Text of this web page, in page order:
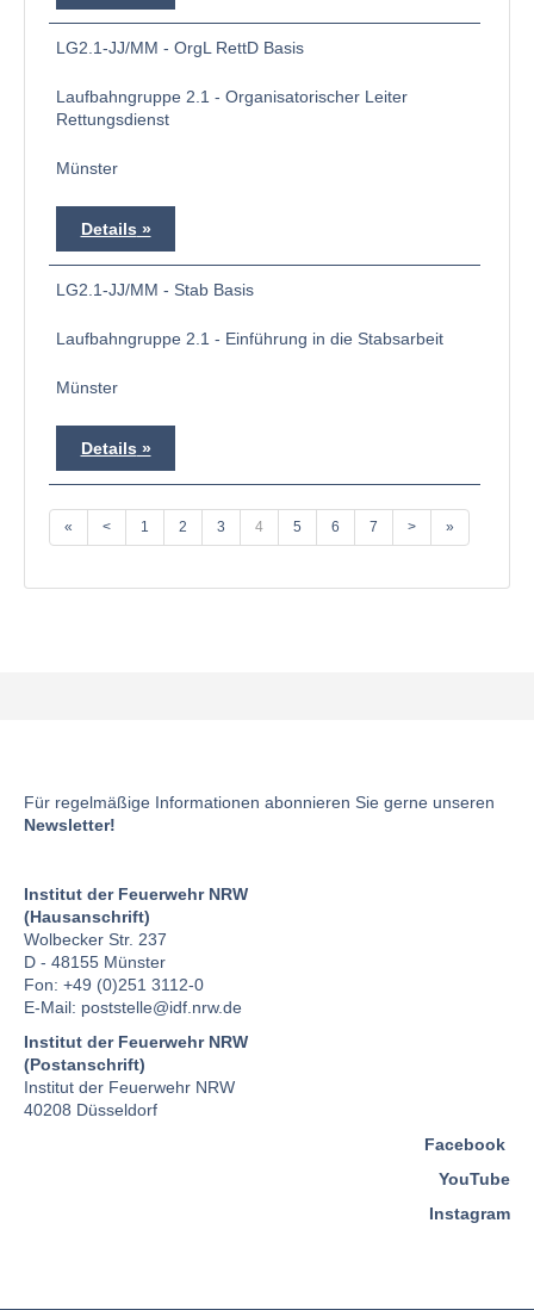
LG2.1-JJ/MM - OrgL RettD Basis
Laufbahngruppe 2.1 - Organisatorischer Leiter
Rettungsdienst
Münster
Details
LG2.1-JJ/MM - Stab Basis
Laufbahngruppe 2.1 - Einführung in die Stabsarbeit
Münster
Details
« < 1 2 3 4 5 6 7 > »
Für regelmäßige Informationen abonnieren Sie gerne unseren
Newsletter!
Institut der Feuerwehr NRW
(Hausanschrift)
Wolbecker Str. 237
D - 48155 Münster
Fon: +49 (0)251 3112-0
E-Mail: poststelle@idf.nrw.de
Institut der Feuerwehr NRW
(Postanschrift)
Institut der Feuerwehr NRW
40208 Düsseldorf
Facebook
YouTube
Instagram